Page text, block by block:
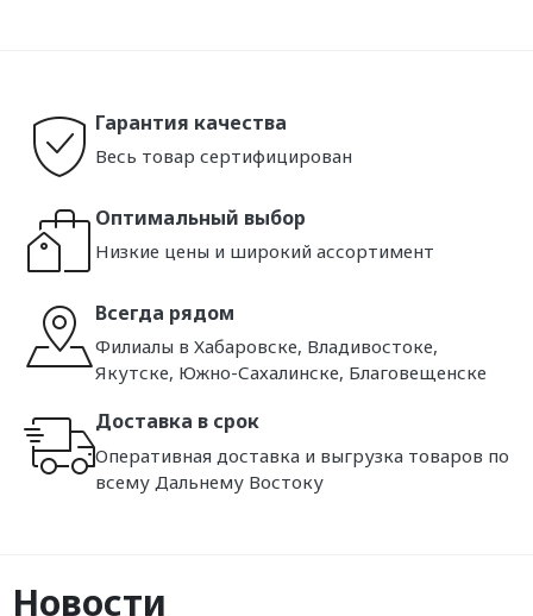
Гарантия качества
Весь товар сертифицирован
Оптимальный выбор
Низкие цены и широкий ассортимент
Всегда рядом
Филиалы в Хабаровске, Владивостоке,
Якутске, Южно-Сахалинске, Благовещенске
Доставка в срок
Оперативная доставка и выгрузка товаров по
всему Дальнему Востоку
Новости